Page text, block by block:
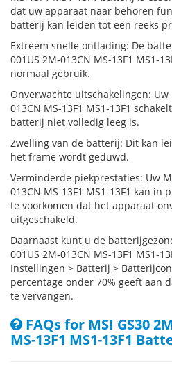
dat uw apparaat naar behoren
batterij kan leiden tot een reeks
Extreem snelle ontlading: De
001US 2M-013CN MS-13F1 MS1-
normaal gebruik.
Onverwachte uitschakelingen: Uw
013CN MS-13F1 MS1-13F1
batterij niet volledig leeg is.
Zwelling van de batterij: Dit kan
het frame wordt geduwd.
Verminderde piekprestaties: Uw
013CN MS-13F1 MS1-13F1 kan
te voorkomen dat het apparaat
uitgeschakeld.
Daarnaast kunt u de
001US 2M-013CN MS-13F1 MS1-
Instellingen > Batterij >
percentage onder 70% geeft aan
te vervangen.
FAQs for MSI GS30
MS-13F1 MS1-13F1